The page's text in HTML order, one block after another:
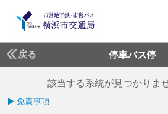
戻る 停車バス停
該当する系統が見つかりま
免責事項